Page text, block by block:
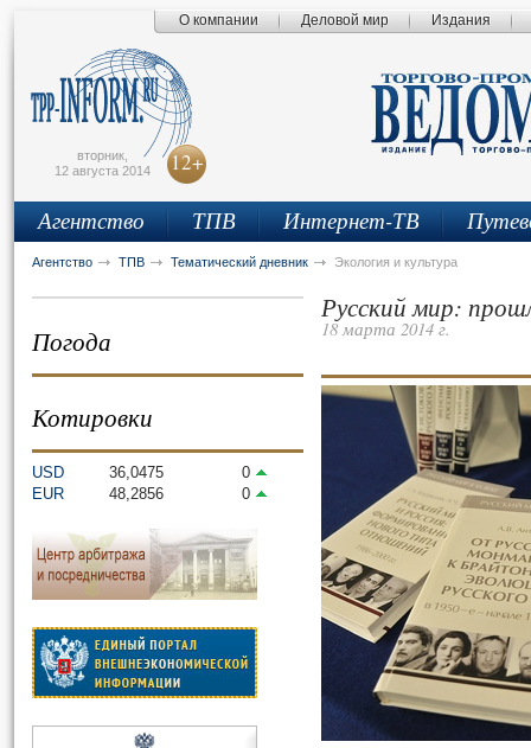
О компании Деловой мир Издания
вторник,
12 августа 2014
12+
Агентство ТПВ Интернет-ТВ
Агентство ТПВ Тематический дневник Экология и культура
Погода
Котировки
USD 36,0475
0
EUR
48,2856 0
Русский мир:
18 марта 2014 г.